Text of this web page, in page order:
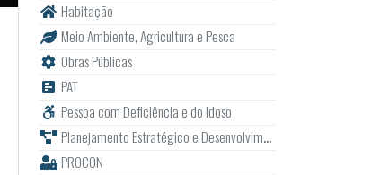
Habitação
Meio Ambiente, Agricultura e Pesca
Obras Públicas
PAT
Pessoa com Deficiência e do Idoso
Planejamento Estratégico e Desenvolvimento
PROCON